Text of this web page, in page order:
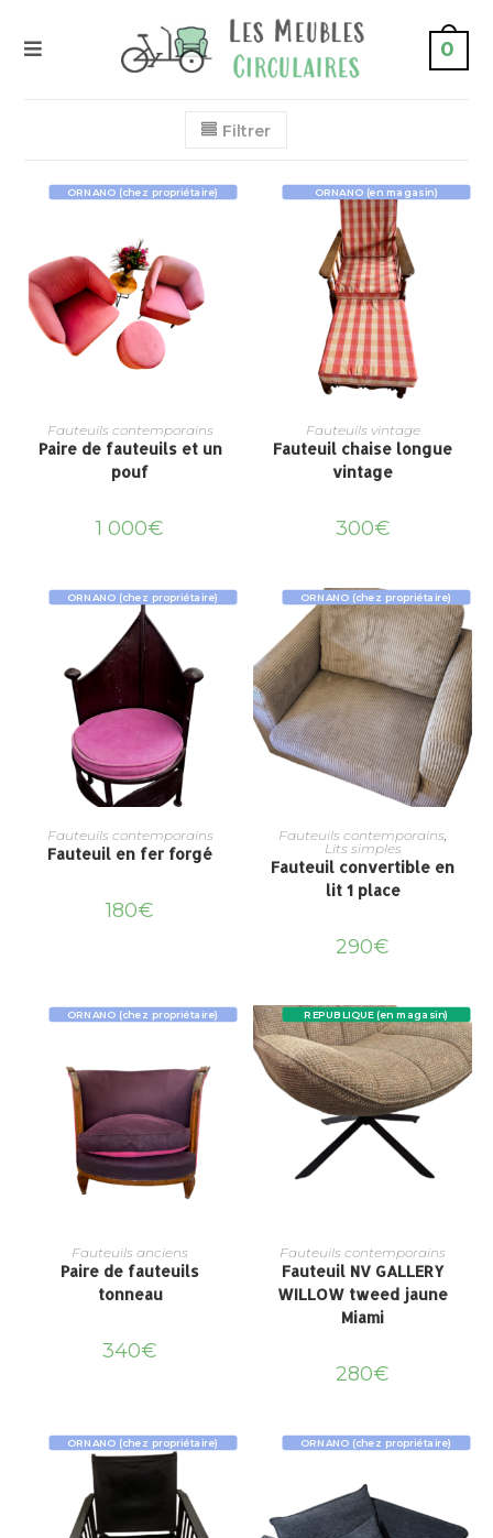
0
Filtrer
ORNANO (chez propriétaire)
Fauteuils contemporains
Paire de fauteuils et un
pouf
1 000€
ORNANO (en magasin)
Fauteuils vintage
Fauteuil chaise longue
vintage
300€
ORNANO (chez propriétaire)
Fauteuils contemporains
Fauteuil en fer forgé
180€
ORNANO (chez propriétaire)
Fauteuils contemporains
Lits simples
Fauteuil convertible en
lit 1 place
290€
ORNANO (chez propriétaire)
Fauteuils anciens
Paire de fauteuils
tonneau
340€
REPUBLIQUE (en magasin)
Fauteuils contemporains
Fauteuil NV GALLERY
WILLOW tweed jaune
Miami
280€
ORNANO (chez propriétaire) ORNANO (chez propriétaire)